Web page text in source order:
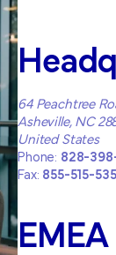
64 Peachtree
Asheville, NC
United States
Phone: 828-
Fax: 855-515-
EMEA